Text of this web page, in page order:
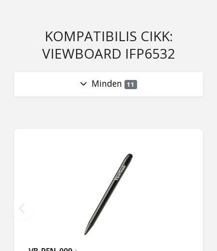
KOMPATIBILIS CIKK:
VIEWBOARD IFP6532
Minden 11